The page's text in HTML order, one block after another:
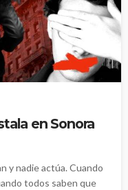
en Sonora
y nadie actúa. Cuando
todos saben que